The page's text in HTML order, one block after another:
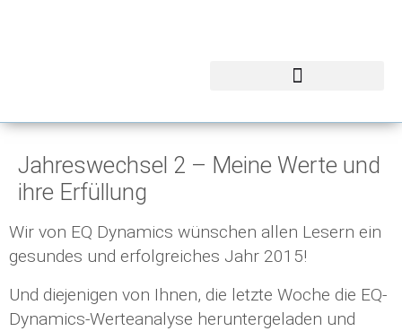
Jahreswechsel 2 – Meine Werte und
ihre Erfüllung
Wir von EQ Dynamics wünschen allen Lesern ein
gesundes und erfolgreiches Jahr 2015!
Und diejenigen von Ihnen, die letzte Woche die EQ-
Dynamics-Werteanalyse heruntergeladen und